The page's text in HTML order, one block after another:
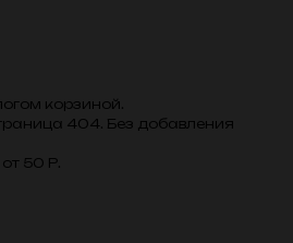
корзиной.
404. Без добавления
50 Р.